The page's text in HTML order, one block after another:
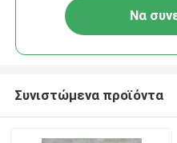
Να
Συνιστώμενα προϊόντα